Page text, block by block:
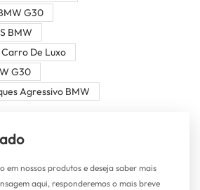
G30
BMW
De Luxo
G30
Agressivo BMW
em nossos produtos e deseja saber mais
aqui, responderemos o mais breve